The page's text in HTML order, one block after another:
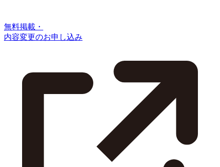
無料掲載・
内容変更のお申し込み